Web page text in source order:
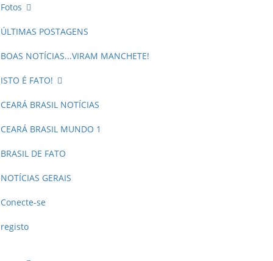
Fotos
ÚLTIMAS POSTAGENS
BOAS NOTÍCIAS...VIRAM MANCHETE!
ISTO É FATO!
CEARÁ BRASIL NOTÍCIAS
CEARÁ BRASIL MUNDO 1
BRASIL DE FATO
NOTÍCIAS GERAIS
Conecte-se
registo